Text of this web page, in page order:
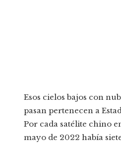
Esos cielos bajos con
pasan pertenecen a
Por cada satélite chino
mayo de 2022 había